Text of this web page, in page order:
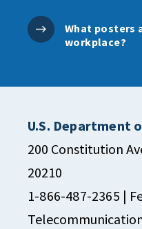
What posters
workplace?
U.S. Department
200 Constitution
20210
1-866-487-2365 |